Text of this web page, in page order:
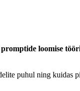
loomise
puhul ning kuidas